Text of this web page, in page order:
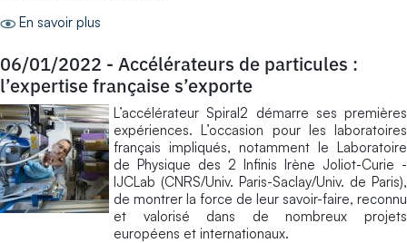
En savoir plus
06/01/2022 - Accélérateurs de particules :
l’expertise française s’exporte
L’accélérateur Spiral2 démarre ses premières
expériences. L’occasion pour les laboratoires
français impliqués, notamment le Laboratoire
de Physique des 2 Infinis Irène Joliot-Curie -
IJCLab (CNRS/Univ. Paris-Saclay/Univ. de Paris),
de montrer la force de leur savoir-faire, reconnu
et valorisé dans de nombreux projets
européens et internationaux.